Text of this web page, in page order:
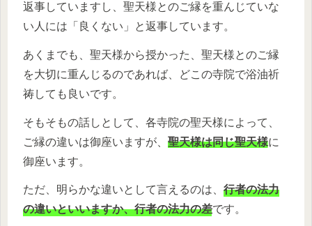
返事していますし、聖天様とのご縁を重んじていな
い人には「良くない」と返事しています。
あくまでも、聖天様から授かった、聖天様とのご縁
を大切に重んじるのであれば、どこの寺院で浴油祈
祷しても良いです。
そもそもの話しとして、各寺院の聖天様によって、
ご縁の違いは御座いますが、 聖天様は同じ聖天様に
御座います。
ただ、明らかな違いとして言えるのは、 行者の法力
の違いといいますか、行者の法力の差です。